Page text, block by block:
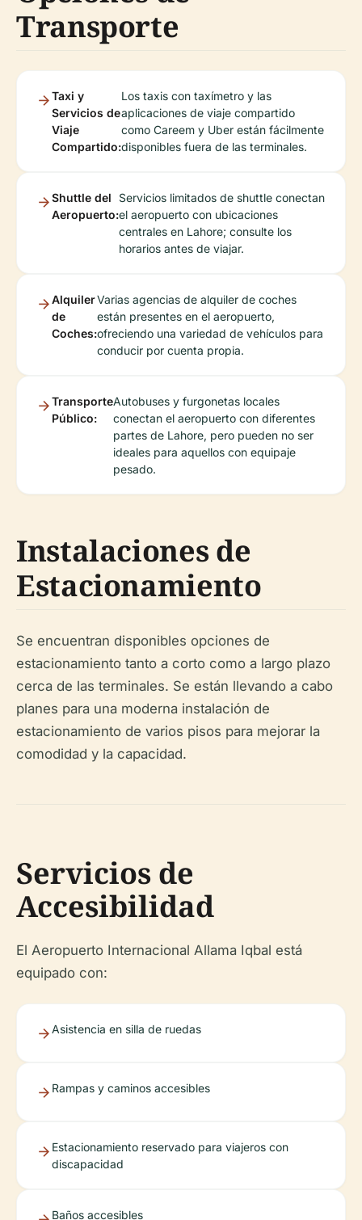
Transporte
Taxi y
Servicios de
Viaje
Compartido:
Los taxis con taxímetro y las
aplicaciones de viaje compartido
como Careem y Uber están fácilmente
disponibles fuera de las terminales.
Shuttle del
Aeropuerto:
Servicios limitados de shuttle conectan
el aeropuerto con ubicaciones
centrales en Lahore; consulte los
horarios antes de viajar.
Alquiler
de
Coches:
Varias agencias de alquiler de coches
están presentes en el aeropuerto,
ofreciendo una variedad de vehículos para
conducir por cuenta propia.
Transporte
Público:
Autobuses y furgonetas locales
conectan el aeropuerto con diferentes
partes de Lahore, pero pueden no ser
ideales para aquellos con equipaje
pesado.
Instalaciones de
Estacionamiento
Se encuentran disponibles opciones de
estacionamiento tanto a corto como a largo plazo
cerca de las terminales. Se están llevando a cabo
planes para una moderna instalación de
estacionamiento de varios pisos para mejorar la
comodidad y la capacidad.
Servicios de
Accesibilidad
El Aeropuerto Internacional Allama Iqbal está
equipado con:
Asistencia en silla de ruedas
Rampas y caminos accesibles
Estacionamiento reservado para viajeros con
discapacidad
Baños accesibles